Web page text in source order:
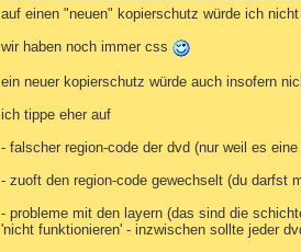
auf einen "neuen" kopierschutz würde ich
wir haben noch immer css
ein neuer kopierschutz würde auch insofern
ich tippe eher auf
- falscher region-code der dvd (nur weil es
- zuoft den region-code gewechselt (du darfst
- probleme mit den layern (das sind die
'nicht funktionieren' - inzwischen sollte jeder